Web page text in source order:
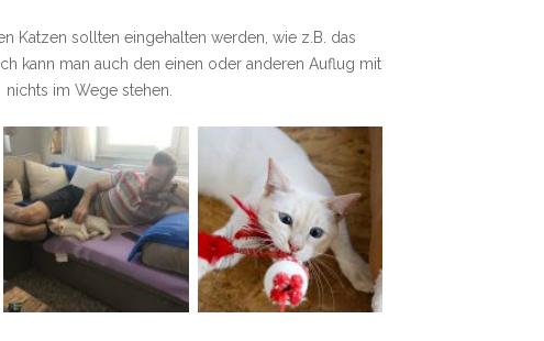
Katzen sollten eingehalten werden, wie z.B. das
kann man auch den einen oder anderen Auflug mit
im Wege stehen.